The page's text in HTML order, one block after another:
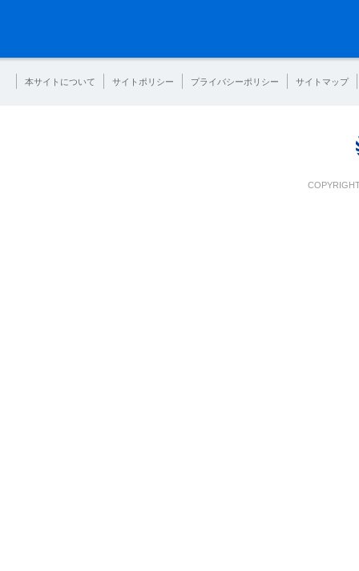
本サイトについて サイトポリシー プライバシーポリシー サイトマップ